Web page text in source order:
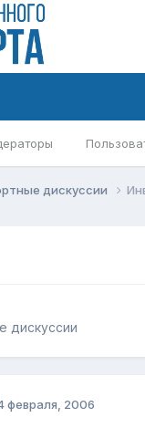
дискуссии
дискуссии
февраля, 2006